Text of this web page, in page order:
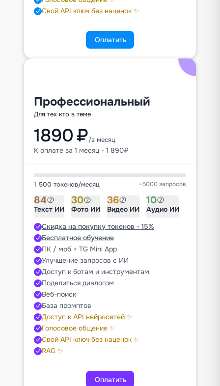
Свой API ключ без наценок ✨
Оплатить
Профессиональный
Для тех кто в теме
1890 ₽/в месяц
К оплате за 1 месяц - 1 890₽
1 500 токенов/месяц ~5000 запросов
84
Текст ИИ
30
Фото ИИ
36
Видео ИИ
10
Аудио ИИ
Скидка на покупку токенов - 15%
Бесплатное обучение
ПК / моб + TG Mini App
Улучшение запросов с ИИ
Доступ к ботам и инструментам
Поделиться диалогом
Веб-поиск
База промптов
Доступ к API нейросетей ✨
Голосовое общение ✨
Свой API ключ без наценок ✨
RAG ✨
Оплатить